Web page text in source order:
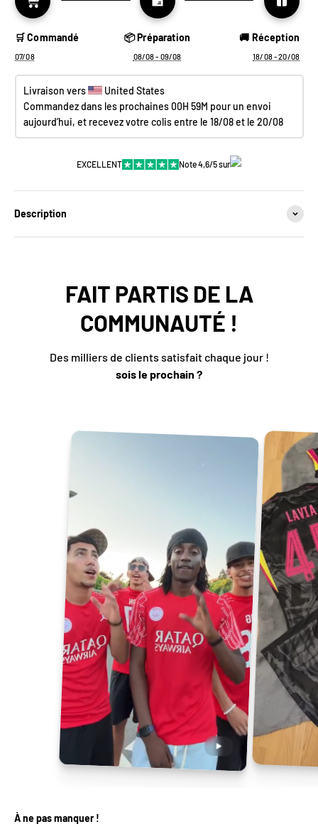
2XL
🛒 Commandé
07/08
📦 Préparation
08/08 - 09/08
🚚 Réception
18/08 - 20/08
Livraison vers
United States
Commandez dans les prochaines 00H 59M pour un envoi
aujourd’hui, et recevez votre colis entre le 18/08 et le 20/08
EXCELLENT Note 4,6/5 sur
Description
FAIT PARTIS DE LA
COMMUNAUTÉ !
Des milliers de clients satisfait chaque jour !
sois le prochain ?
À ne pas manquer !